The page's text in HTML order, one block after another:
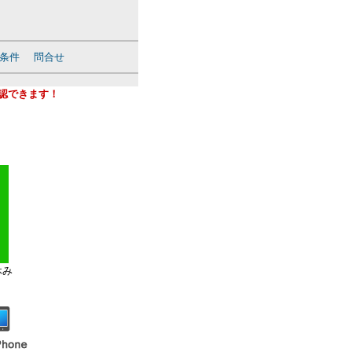
件 問合せ
できます！
み